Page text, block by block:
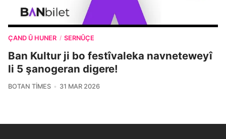
ÇAND Û HUNER / SERNÛÇE
Ban Kultur ji bo festîvaleka navneteweyî
li 5 şanogeran digere!
BOTAN TIMES 31 MAR 2026